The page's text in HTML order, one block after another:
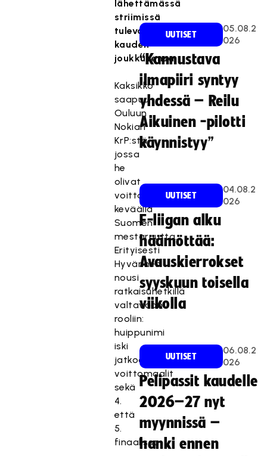
lähettämässä
striimissä
tulevan
kauden
joukkueensa.
Kaksikko
saapuu
Ouluun
Nokian
KrP:stä,
jossa
he
olivat
voittamassa
keväällä
Suomen
mestaruutta.
Erityisesti
Hyvärinen
nousi
ratkaisuhetkillä
valtavaan
rooliin:
huippunimi
iski
jatkoajalla
voittomaalit
sekä
4.
että
5.
finaalissa.
UUTISET
05.08.2
026
“Kannustava
ilmapiiri syntyy
yhdessä – Reilu
Aikuinen -pilotti
käynnistyy”
UUTISET
04.08.2
026
F-liigan alku
häämöttää:
Avauskierrokset
syyskuun toisella
viikolla
UUTISET
06.08.2
026
Pelipassit kaudelle
2026–27 nyt
myynnissä –
hanki ennen